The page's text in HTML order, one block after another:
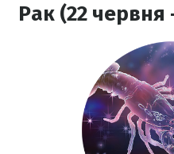
Рак (22 червня